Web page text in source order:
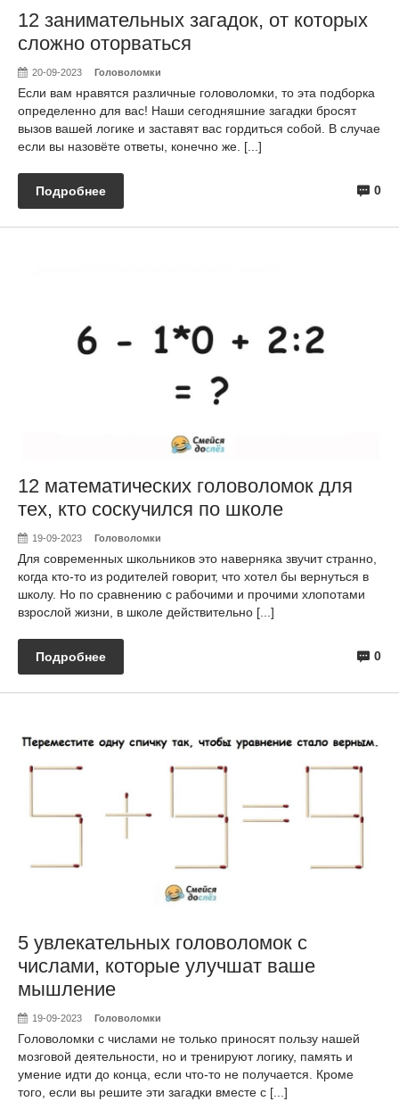
12 занимательных загадок, от которых
сложно оторваться
20-09-2023 Головоломки
Если вам нравятся различные головоломки, то эта подборка
определенно для вас! Наши сегодняшние загадки бросят
вызов вашей логике и заставят вас гордиться собой. В случае
если вы назовёте ответы, конечно же. [...]
0
Подробнее
12 математических головоломок для
тех, кто соскучился по школе
19-09-2023 Головоломки
Для современных школьников это наверняка звучит странно,
когда кто-то из родителей говорит, что хотел бы вернуться в
школу. Но по сравнению с рабочими и прочими хлопотами
взрослой жизни, в школе действительно [...]
0
Подробнее
5 увлекательных головоломок с
числами, которые улучшат ваше
мышление
19-09-2023 Головоломки
Головоломки с числами не только приносят пользу нашей
мозговой деятельности, но и тренируют логику, память и
умение идти до конца, если что-то не получается. Кроме
того, если вы решите эти загадки вместе с [...]